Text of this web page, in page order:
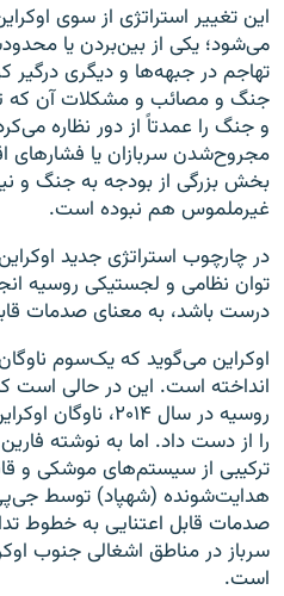
این تغییر استراتژی از سوی
می‌شود؛ یکی از بین‌بردن یا
تهاجم در جبهه‌ها و دیگری درگیر
جنگ و مصائب و مشکلات آن که
و جنگ را عمدتاً از دور نظاره
مجروح‌شدن سربازان یا فشارهای
بخش بزرگی از بودجه به جنگ و
غیرملموس هم نبوده است.
در چارچوب استراتژی جدید
توان نظامی و لجستیکی روسیه
درست باشد، به معنای صدمات
اوکراین می‌گوید که یک‌سوم ناوگان
انداخته است. این در حالی است
را از دست داد. اما به نوشته
ترکیبی از سیستم‌های موشکی و
هدایت‌شونده (شهپاد) توسط
صدمات قابل اعتنایی به خطوط
سرباز در مناطق اشغالی جنوب
است.